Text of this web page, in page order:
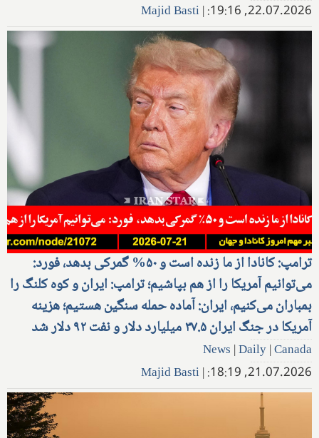
22.07.2026, 19:16:
|
Majid Basti
ترامپ: کانادا از ما زنده است و ۵۰% گمرکی بدهد، فورد:
می‌توانیم آمریکا را از هم بپاشیم؛ ترامپ: ایران و کوه کلنگ را
بمباران می‌کنیم، ایران: آماده حمله سنگین هستیم؛ هزینه
آمریکا در جنگ ایران ۳۷.۵ میلیارد دلار و نفت ۹۲ دلار شد
News |Daily|Canada
21.07.2026, 18:19:
|
Majid Basti